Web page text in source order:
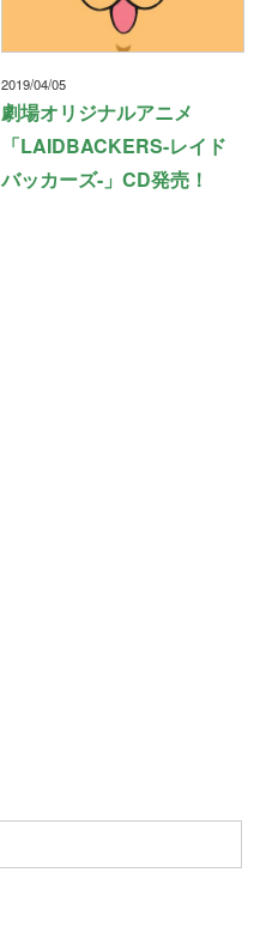
2019/04/05
劇場オリジナルアニメ
「LAIDBACKERS-レイド
バッカーズ-」CD発売！